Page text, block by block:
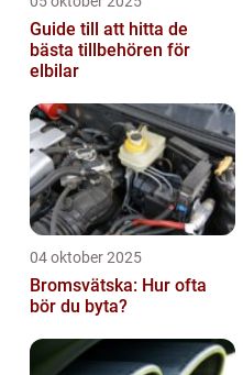
Guide till att hitta de
bästa tillbehören för
elbilar
04 oktober 2025
Bromsvätska: Hur ofta
bör du byta?